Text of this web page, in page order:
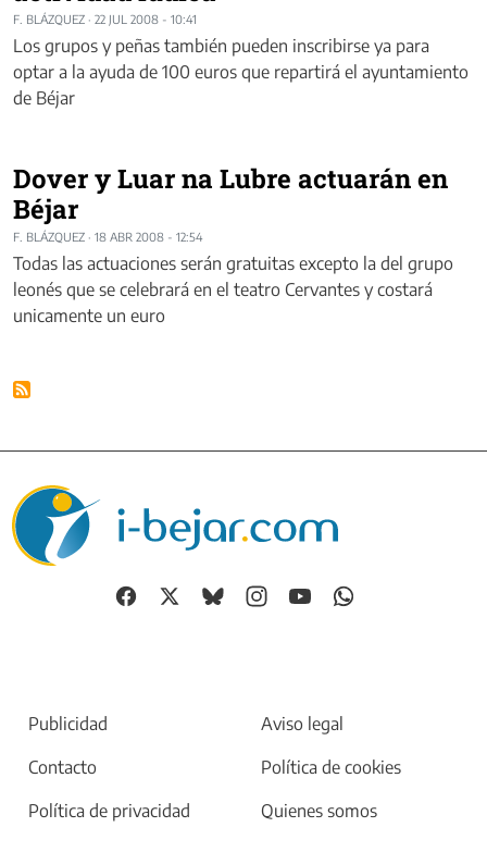
F. BLÁZQUEZ · 22 JUL 2008 - 10:41
Los grupos y peñas también pueden inscribirse ya para
optar a la ayuda de 100 euros que repartirá el ayuntamiento
de Béjar
Dover y Luar na Lubre actuarán en
Béjar
F. BLÁZQUEZ · 18 ABR 2008 - 12:54
Todas las actuaciones serán gratuitas excepto la del grupo
leonés que se celebrará en el teatro Cervantes y costará
unicamente un euro
Publicidad
Aviso legal
Contacto
Política de cookies
Política de privacidad
Quienes somos